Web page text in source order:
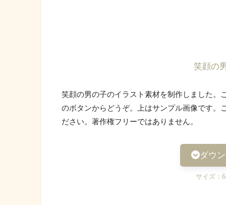
笑顔の
笑顔の男の子のイラスト素材を制作しました。
のボタンからどうぞ。上はサンプル画像です。
ださい。著作権フリーではありません。
ダウ
サイズ：